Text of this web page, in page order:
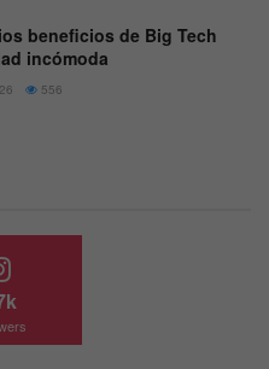
beneficios de Big Tech
incómoda
556